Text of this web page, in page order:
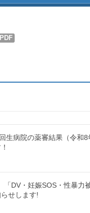
PDF
生病院の薬審結果（令和8
「DV・妊娠SOS・性暴力
せします!